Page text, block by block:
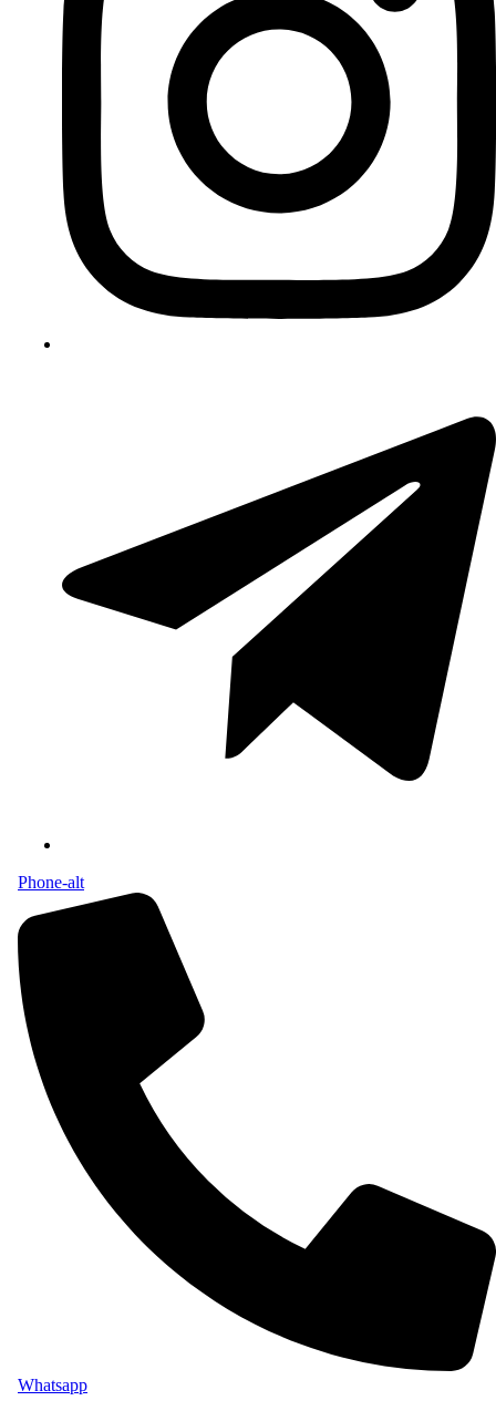
Phone-alt
Whatsapp